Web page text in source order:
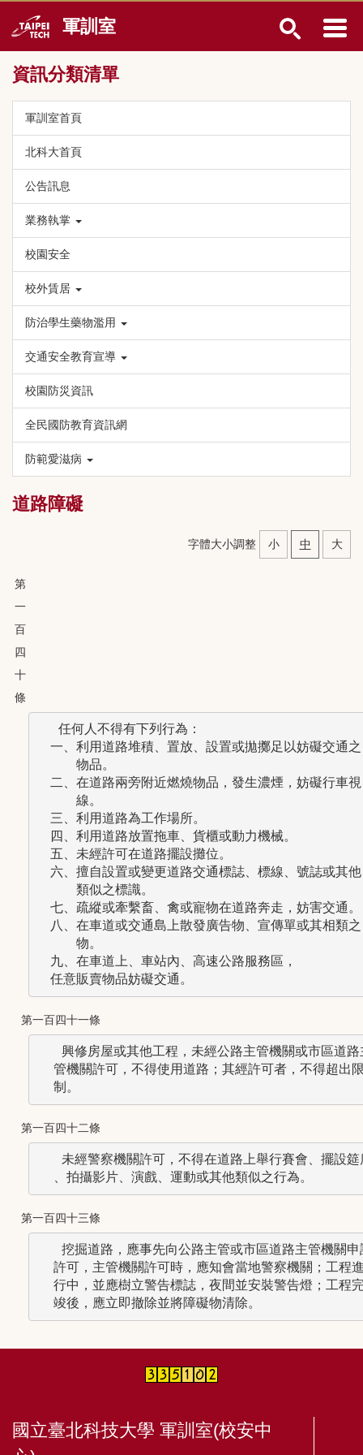
到
要
內
軍訓室
資訊分類清單
軍訓室首頁
北科大首頁
公告訊息
業務執掌
校園安全
校外賃居
防治學生藥物濫用
交通安全教育宣導
校園防災資訊
全民國防教育資訊網
防範愛滋病
道路障礙
字體大小調整 小 中 大
第
一
百
四
十
條
任何人不得有下列行為：
一、利用道路堆積、置放、設置或拋擲足以妨礙交通之
物品。
二、在道路兩旁附近燃燒物品，發生濃煙，妨礙行車視
線。
三、利用道路為工作場所。
四、利用道路放置拖車、貨櫃或動力機械。
五、未經許可在道路擺設攤位。
六、擅自設置或變更道路交通標誌、標線、號誌或其他
類似之標識。
七、疏縱或牽繫畜、禽或寵物在道路奔走，妨害交通。
八、在車道或交通島上散發廣告物、宣傳單或其相類之
物。
九、在車道上、車站內、高速公路服務區，
第一百四十一條
興修房屋或其他工程，未經公路主管機關或市區道路
管機關許可，不得使用道路；其經許可者，不得超出
第一百四十二條
未經警察機關許可，不得在道路上舉行賽會、擺設筵
第一百四十三條
挖掘道路，應事先向公路主管或市區道路主管機關申
許可，主管機關許可時，應知會當地警察機關；工程
行中，並應樹立警告標誌，夜間並安裝警告燈；工程
國立臺北科技大學 軍訓室(校安中